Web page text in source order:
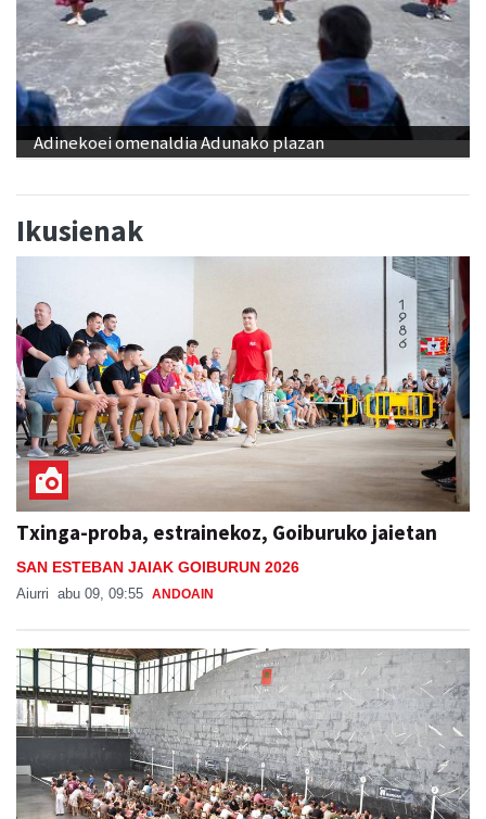
Adinekoei omenaldia Adunako plazan
Ikusienak
Txinga-proba, estrainekoz, Goiburuko jaietan
SAN ESTEBAN JAIAK GOIBURUN 2026
Aiurri abu 09, 09:55 ANDOAIN